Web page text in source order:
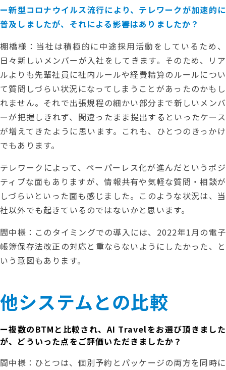
ー新型コロナウイルス流行により、テレワークが加速的に
普及しましたが、それによる影響はありましたか？
棚橋様：当社は積極的に中途採用活動をしているため、
日々新しいメンバーが入社をしてきます。そのため、リア
ルよりも先輩社員に社内ルールや経費精算のルールについ
て質問しづらい状況になってしまうことがあったのかもし
れません。それで出張規程の細かい部分まで新しいメンバ
ーが把握しきれず、間違ったまま提出するといったケース
が増えてきたように思います。これも、ひとつのきっかけ
でもあります。
テレワークによって、ペーパーレス化が進んだというポジ
ティブな面もありますが、情報共有や気軽な質問・相談が
しづらいといった面も感じました。このような状況は、当
社以外でも起きているのではないかと思います。
間中様：このタイミングでの導入には、2022年1月の電子
帳簿保存法改正の対応と重ならないようにしたかった、と
いう意図もあります。
他システムとの比較
ー複数のBTMと比較され、AI Travelをお選び頂きました
が、どういった点をご評価いただきましたか？
間中様：ひとつは、個別予約とパッケージの両方を同時に